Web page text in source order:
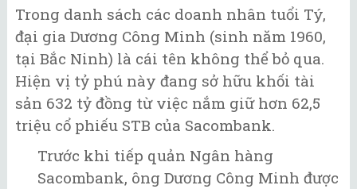
Trong danh sách các doanh nhân tuổi Tý,
đại gia Dương Công Minh (sinh năm 1960,
tại Bắc Ninh) là cái tên không thể bỏ qua.
Hiện vị tỷ phú này đang sở hữu khối tài
sản 632 tỷ đồng từ việc nắm giữ hơn 62,5
triệu cổ phiếu STB của Sacombank.
Trước khi tiếp quản Ngân hàng
Sacombank, ông Dương Công Minh được